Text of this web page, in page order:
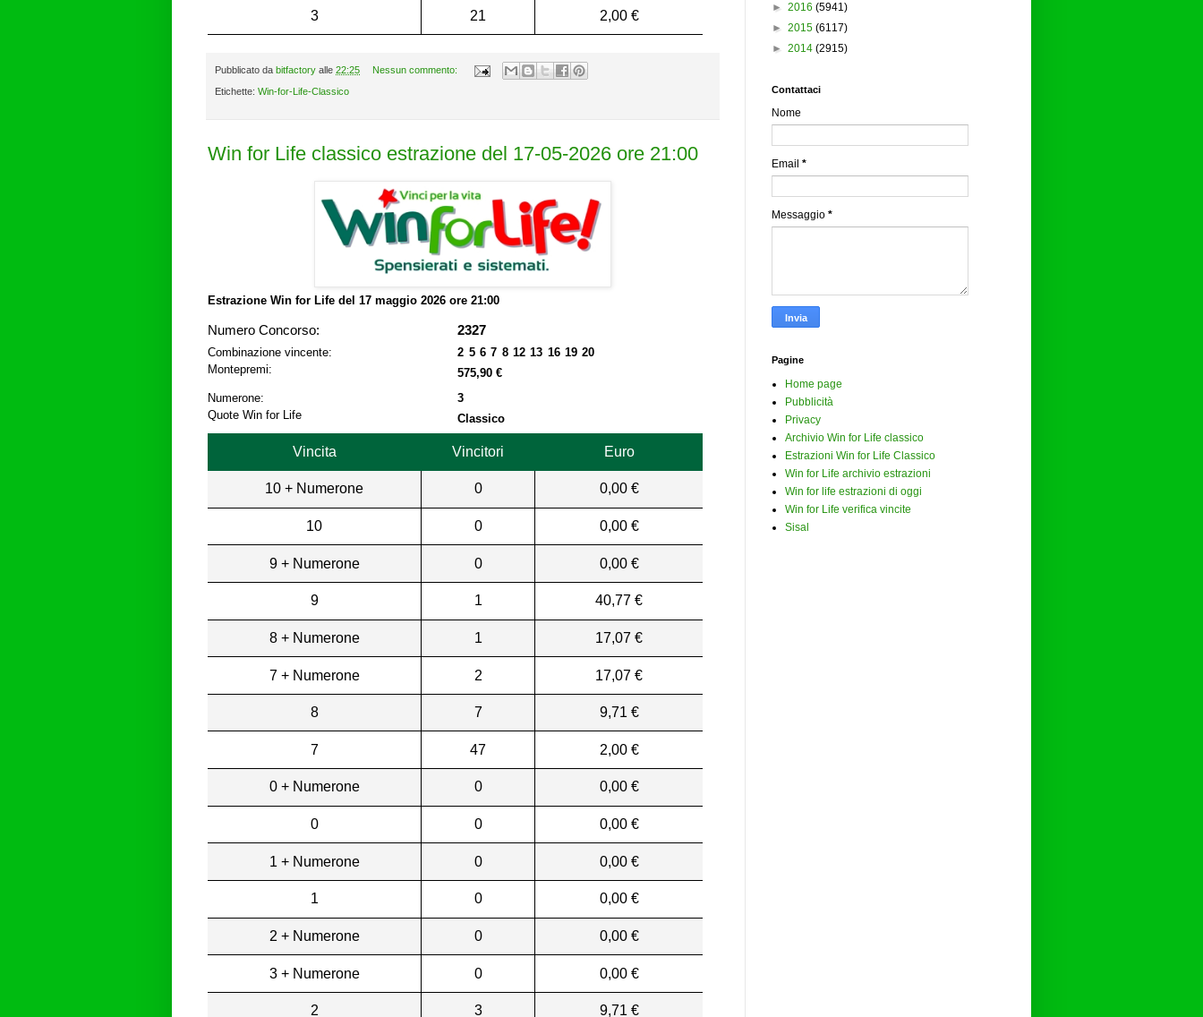
3 21 2,00 €
Pubblicato da bitfactory alle 22:25 Nessun commento:
Etichette: Win-for-Life-Classico
Win for Life classico estrazione del 17-05-2026 ore 21:00
Estrazione Win for Life del 17 maggio 2026 ore 21:00
Numero Concorso: 2327
Combinazione vincente:
2 5 6 7 8 12 13 16 19 20
Montepremi:
575,90 €
Numerone:
3
Quote Win for Life
Classico
Vincita Vincitori Euro
10 + Numerone 0 0,00 €
10 0 0,00 €
9 + Numerone 0 0,00 €
9 1 40,77 €
8 + Numerone 1 17,07 €
7 + Numerone 2 17,07 €
8 7 9,71 €
7 47 2,00 €
0 + Numerone 0 0,00 €
0 0 0,00 €
1 + Numerone 0 0,00 €
1 0 0,00 €
2 + Numerone 0 0,00 €
3 + Numerone 0 0,00 €
2 3 9,71 €
► 2016 (5941)
► 2015 (6117)
► 2014 (2915)
Contattaci
Nome
Email *
Messaggio *
Pagine
Home page
Pubblicità
Privacy
Archivio Win for Life classico
Estrazioni Win for Life Classico
Win for Life archivio estrazioni
Win for life estrazioni di oggi
Win for Life verifica vincite
Sisal